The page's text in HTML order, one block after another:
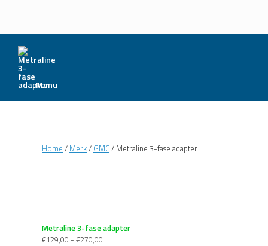
Menu
Home / Merk/ GMC/ Metraline 3-fase adapter
Metraline 3-fase adapter
€129,00 - €270,00